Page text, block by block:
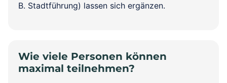
B. Stadtführung) lassen sich ergänzen.
Wie viele Personen können
maximal teilnehmen?